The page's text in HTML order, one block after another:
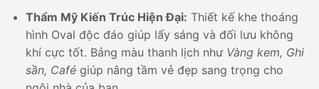
Thẩm Mỹ Kiến Trúc Hiện Đại: Thiết kế khe thoáng
hình Oval độc đáo giúp lấy sáng và đối lưu không
khí cực tốt. Bảng màu thanh lịch như Vàng kem, Ghi
sần, Cafégiúp nâng tầm vẻ đẹp sang trọng cho